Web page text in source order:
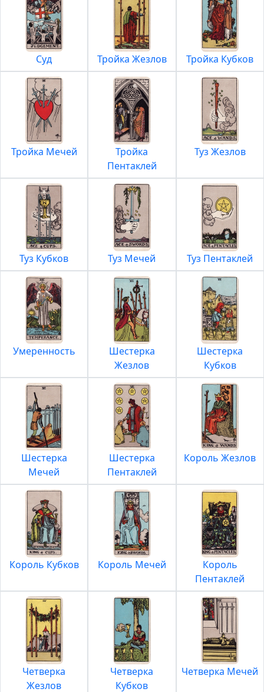
Суд Тройка Жезлов Тройка Кубков
Тройка Мечей
Тройка
Пентаклей
Туз Жезлов
Туз Кубков Туз Мечей Туз Пентаклей
Умеренность
Шестерка
Жезлов
Шестерка
Кубков
Шестерка
Мечей
Шестерка
Пентаклей
Король Жезлов
Король Кубков Король Мечей
Король
Пентаклей
Четверка
Жезлов
Четверка
Кубков
Четверка Мечей